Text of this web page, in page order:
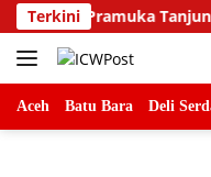
Langsung
ke
konten
Terkini
Tanjungbalai Ikuti
Aceh Batu Bara Deli